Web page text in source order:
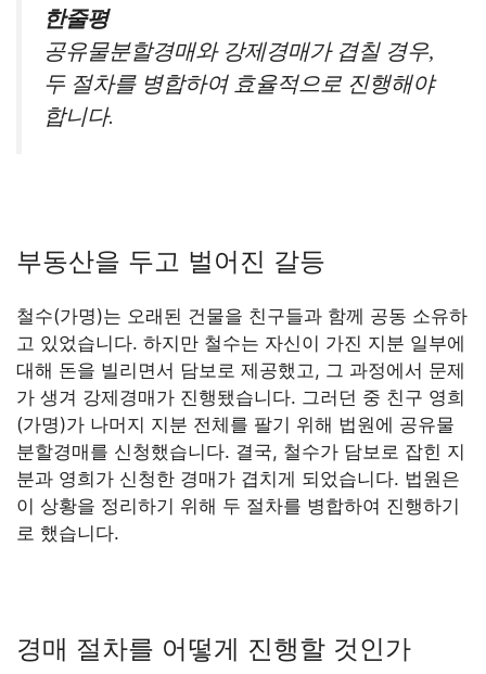
한줄평
공유물분할경매와 강제경매가 겹칠 경우,
두 절차를 병합하여 효율적으로 진행해야
합니다.
부동산을 두고 벌어진 갈등
철수(가명)는 오래된 건물을 친구들과 함께 공동 소유하
고 있었습니다. 하지만 철수는 자신이 가진 지분 일부에
대해 돈을 빌리면서 담보로 제공했고, 그 과정에서 문제
가 생겨 강제경매가 진행됐습니다. 그러던 중 친구 영희
(가명)가 나머지 지분 전체를 팔기 위해 법원에 공유물
분할경매를 신청했습니다. 결국, 철수가 담보로 잡힌 지
분과 영희가 신청한 경매가 겹치게 되었습니다. 법원은
이 상황을 정리하기 위해 두 절차를 병합하여 진행하기
로 했습니다.
경매 절차를 어떻게 진행할 것인가